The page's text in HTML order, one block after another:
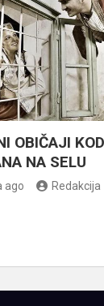
OBIČAJI KOD
NA SELU
ago Redakcija